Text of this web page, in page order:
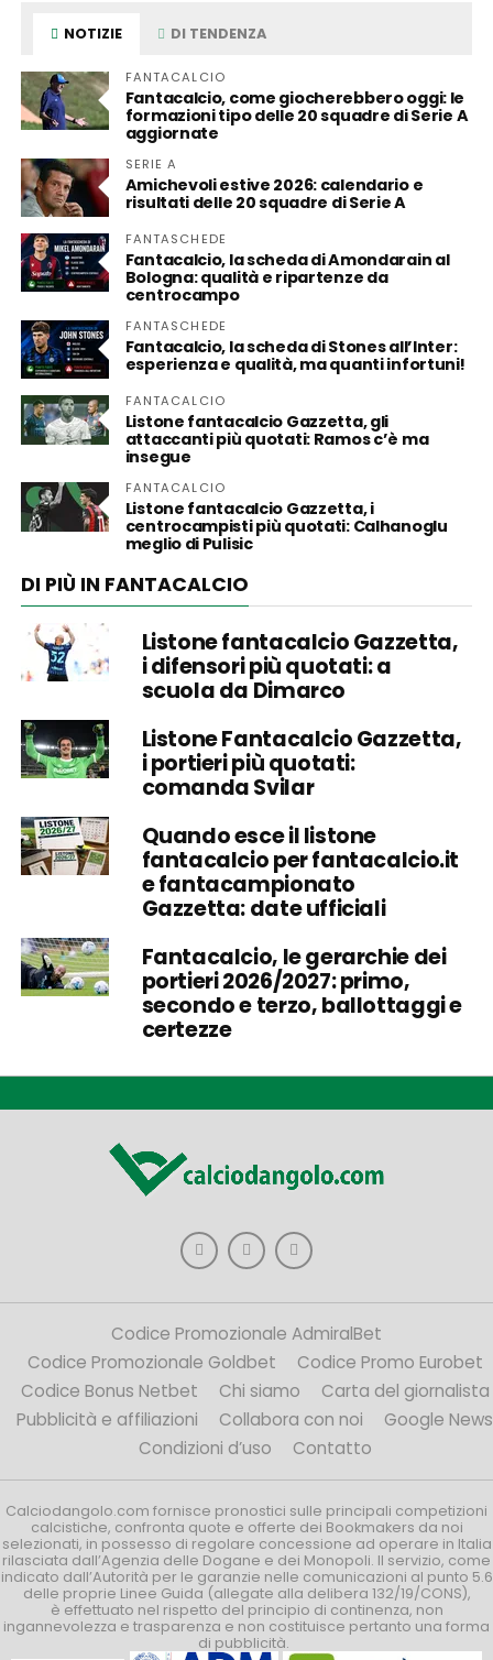
NOTIZIE DI TENDENZA
FANTACALCIO
Fantacalcio, come giocherebbero oggi: le
formazioni tipo delle 20 squadre di Serie A
aggiornate
SERIE A
Amichevoli estive 2026: calendario e
risultati delle 20 squadre di Serie A
FANTASCHEDE
Fantacalcio, la scheda di Amondarain al
Bologna: qualità e ripartenze da
centrocampo
FANTASCHEDE
Fantacalcio, la scheda di Stones all’Inter:
esperienza e qualità, ma quanti infortuni!
FANTACALCIO
Listone fantacalcio Gazzetta, gli
attaccanti più quotati: Ramos c’è ma
insegue
FANTACALCIO
Listone fantacalcio Gazzetta, i
centrocampisti più quotati: Calhanoglu
meglio di Pulisic
DI PIÙ IN FANTACALCIO
Listone fantacalcio Gazzetta,
i difensori più quotati: a
scuola da Dimarco
Listone Fantacalcio Gazzetta,
i portieri più quotati:
comanda Svilar
Quando esce il listone
fantacalcio per fantacalcio.it
e fantacampionato
Gazzetta: date ufficiali
Fantacalcio, le gerarchie dei
portieri 2026/2027: primo,
secondo e terzo, ballottaggi e
certezze
Codice Promozionale AdmiralBet
Codice Promozionale Goldbet
Codice Promo Eurobet
Codice Bonus Netbet
Chi siamo
Carta del giornalista
Pubblicità e affiliazioni
Collabora con noi
Google News
Condizioni d’uso
Contatto
Calciodangolo.com fornisce pronostici sulle principali competizioni
calcistiche, confronta quote e offerte dei Bookmakers da noi
selezionati, in possesso di regolare concessione ad operare in Italia
rilasciata dall’Agenzia delle Dogane e dei Monopoli. Il servizio, come
indicato dall’Autorità per le garanzie nelle comunicazioni al punto 5.6
delle proprie Linee Guida (allegate alla delibera 132/19/CONS),
è effettuato nel rispetto del principio di continenza, non
ingannevolezza e trasparenza e non costituisce pertanto una forma
di pubblicità.